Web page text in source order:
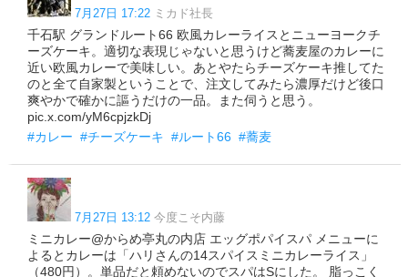
7月27日 17:22 ミカド社長
千石駅 グランドルート66 欧風カレーライスとニューヨークチ
ーズケーキ。適切な表現じゃないと思うけど蕎麦屋のカレーに
近い欧風カレーで美味しい。あとやたらチーズケーキ推してた
のと全て自家製ということで、注文してみたら濃厚だけど後口
爽やかで確かに謳うだけの一品。また伺うと思う。
pic.x.com/yM6cpjzkDj
#カレー #チーズケーキ #ルート66 #蕎麦
7月27日 13:12 今度こそ内藤
ミニカレー@からめ亭丸の内店 エッグポパイスパ メニューに
よるとカレーは「ハリさんの14スパイスミニカレーライス」
（480円）。単品だと頼めないのでスパはSにした。 脂っこく